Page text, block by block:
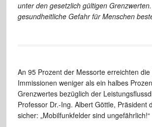
unter den gesetzlich gültigen
gesundheitliche Gefahr für Menschen
An 95 Prozent der Messorte erreichten die
Immissionen weniger als ein halbes
Grenzwertes bezüglich der
Professor Dr.-Ing. Albert Göttle, Präsident
sicher: „Mobilfunkfelder sind ungefährlich!“